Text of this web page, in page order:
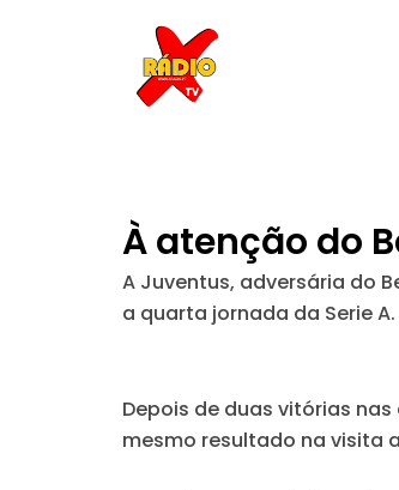
À atenção do
A Juventus, adversária do
a quarta jornada da Serie A.
Depois de duas vitórias
mesmo resultado na visita